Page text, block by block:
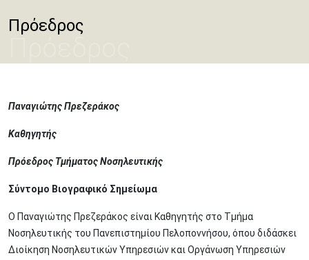
Πρόεδρος
Παναγιώτης Πρεζεράκος
Καθηγητής
Πρόεδρος Τμήματος Νοσηλευτικής
Σύντομο Βιογραφικό Σημείωμα
Ο Παναγιώτης Πρεζεράκος είναι Καθηγητής στο Τμήμα
Νοσηλευτικής του Πανεπιστημίου Πελοποννήσου, όπου διδάσκει
Διοίκηση Νοσηλευτικών Υπηρεσιών και Οργάνωση Υπηρεσιών